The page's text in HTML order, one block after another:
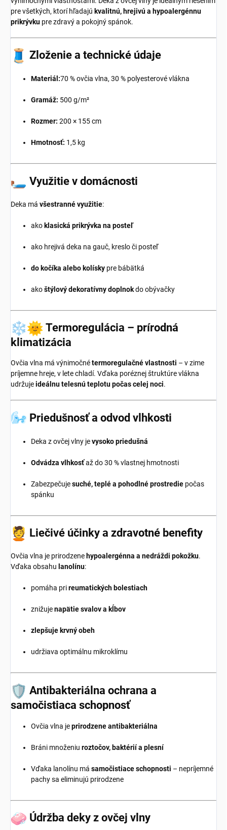
pre všetkých, ktorí hľadajú kvalitnú, hrejivú a hypoalergénnu
prikrývku pre zdravý a pokojný spánok.
Zloženie a technické údaje
Materiál:70 % ovčia vlna, 30 % polyesterové vlákna
Gramáž: 500 g/m²
Rozmer: 200 × 155 cm
Hmotnosť: 1,5 kg
Využitie v domácnosti
Deka má všestranné využitie:
ako klasická prikrývka na posteľ
ako hrejivá deka na gauč, kreslo či posteľ
do kočíka alebo kolísky pre bábätká
akoštýlový dekoratívny doplnokdo obývačky
Termoregulácia – prírodná
klimatizácia
Ovčia vlna má výnimočnétermoregulačné vlastnosti – v zime
príjemne hreje, v lete chladí. Vďaka poréznej štruktúre vlákna
udržujeideálnu telesnú teplotu počas celej noci.
Priedušnosť a odvod vlhkosti
Deka z ovčej vlny jevysoko priedušná
Odvádza vlhkosťaž do 30 % vlastnej hmotnosti
Zabezpečujesuché, teplé a pohodlné prostredie počas
spánku
Liečivé účinky a zdravotné benefity
Ovčia vlna je prirodzene hypoalergénna a nedráždi pokožku.
Vďaka obsahu lanolínu:
pomáha prireumatických bolestiach
znižujenapätie svalov a kĺbov
zlepšuje krvný obeh
udržiava optimálnu mikroklímu
Antibakteriálna ochrana a
samočistiaca schopnosť
Ovčia vlna jeprirodzene antibakteriálna
Bráni množeniu roztočov, baktérií a plesní
Vďaka lanolínu má samočistiace schopnosti – nepríjemné
pachy sa eliminujú prirodzene
Údržba deky z ovčej vlny